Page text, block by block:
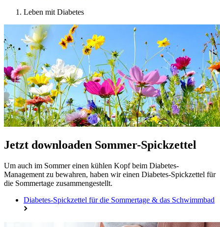
Leben mit Diabetes
Jetzt downloaden Sommer-Spickzettel
Um auch im Sommer einen kühlen Kopf beim Diabetes-
Management zu bewahren, haben wir einen Diabetes-Spickzettel für
die Sommertage zusammengestellt.
Diabetes-Spickzettel für die Sommertage & das Schwimmbad